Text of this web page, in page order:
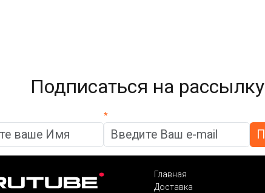
Подписаться на рассылку
*
Главная
Доставка